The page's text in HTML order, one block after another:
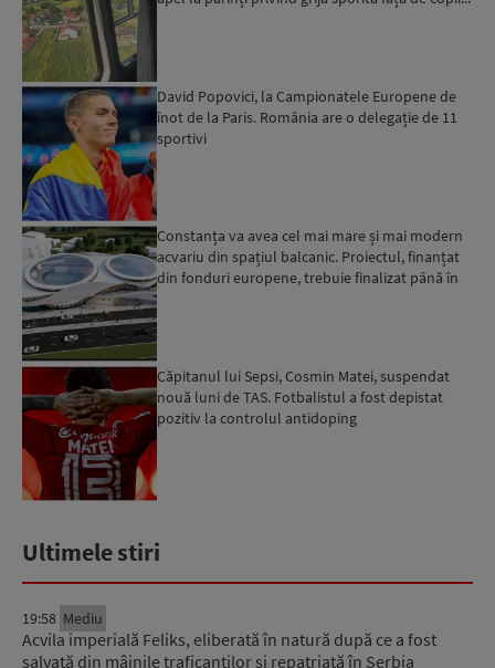
David Popovici, la Campionatele Europene de
înot de la Paris. România are o delegație de 11
sportivi
Constanța va avea cel mai mare și mai modern
acvariu din spațiul balcanic. Proiectul, finanțat
din fonduri europene, trebuie finalizat până în
Căpitanul lui Sepsi, Cosmin Matei, suspendat
nouă luni de TAS. Fotbalistul a fost depistat
pozitiv la controlul antidoping
Ultimele stiri
19:58 Mediu
Acvila imperială Feliks, eliberată în natură după ce a fost
salvată din mâinile traficanților și repatriată în Serbia